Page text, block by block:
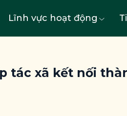
Lĩnh vực hoạt động
tác xã kết nối